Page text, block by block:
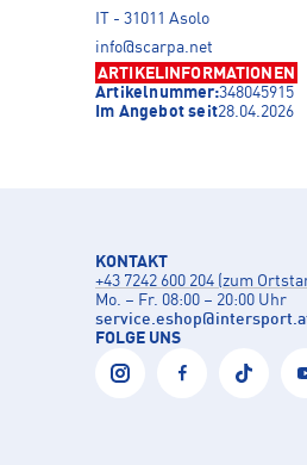
IT - 31011 Asolo
info@scarpa.net
ARTIKELINFORMATIONEN
Artikelnummer:348045915
Im Angebot seit28.04.2026
KONTAKT
+43 7242 600 204 (zum
Mo. – Fr. 08:00 – 20:00 Uhr
service.eshop@
FOLGE UNS